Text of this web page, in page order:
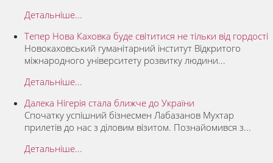
Детальніше...
Тепер Нова Каховка буде світитися не тільки від гордості
Новокаховський гуманітарний інститут Відкритого
міжнародного університету розвитку людини...
Детальніше...
Далека Нігерія стала ближче до України
Спочатку успішний бізнесмен Лабазанов Мухтар
прилетів до нас з діловим візитом. Познайомився з...
Детальніше...